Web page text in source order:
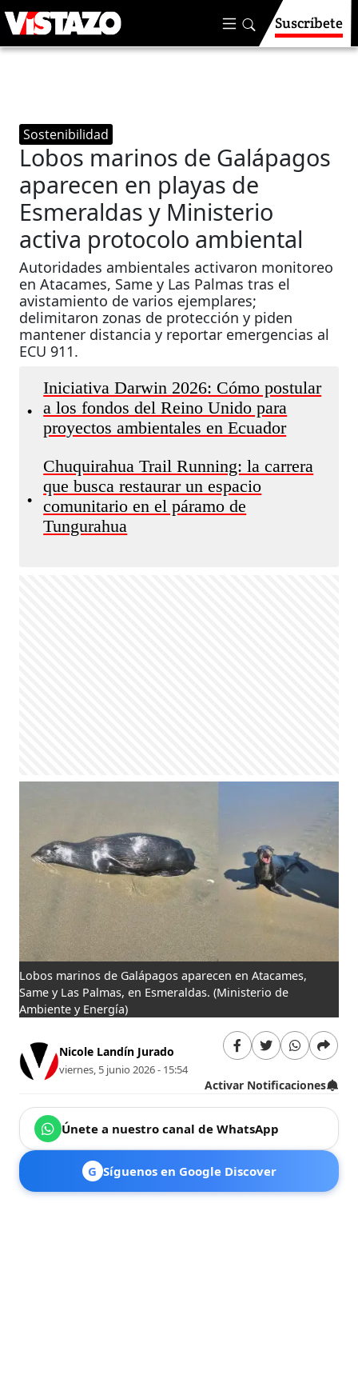
Suscríbete
Sostenibilidad
Lobos marinos de Galápagos
aparecen en playas de
Esmeraldas y Ministerio
activa protocolo ambiental
Autoridades ambientales activaron monitoreo
en Atacames, Same y Las Palmas tras el
avistamiento de varios ejemplares;
delimitaron zonas de protección y piden
mantener distancia y reportar emergencias al
ECU 911.
•
Iniciativa Darwin 2026: Cómo postular
a los fondos del Reino Unido para
proyectos ambientales en Ecuador
•
Chuquirahua Trail Running: la carrera
que busca restaurar un espacio
comunitario en el páramo de
Tungurahua
Lobos marinos de Galápagos aparecen en Atacames,
Same y Las Palmas, en Esmeraldas.(Ministerio de
Ambiente y Energía)
Nicole Landín Jurado
viernes, 5 junio 2026 - 15:54
Activar Notificaciones
Únete a nuestro canal de WhatsApp
G Síguenos en Google Discover